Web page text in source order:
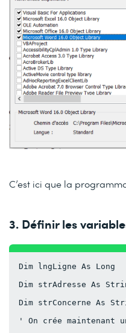
C’est ici que la
3. Définir les
Dim lngLigne As Long
Dim strAdresse As
Dim strConcerne As
' On crée maintenant